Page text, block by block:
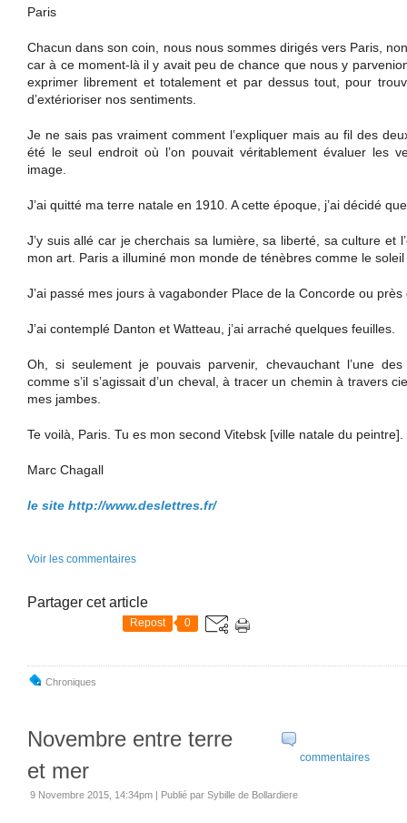
Paris
Chacun dans son coin, nous nous sommes dirigés vers Paris,
car à ce moment-là il y avait peu de chance que nous y
exprimer librement et totalement et par dessus tout, pour
d’extérioriser nos sentiments.
Je ne sais pas vraiment comment l’expliquer mais au fil des
été le seul endroit où l’on pouvait véritablement évaluer les
image.
J’ai quitté ma terre natale en 1910. A cette époque, j’ai décidé
J’y suis allé car je cherchais sa lumière, sa liberté, sa culture et
mon art. Paris a illuminé mon monde de ténèbres comme le soleil
J’ai passé mes jours à vagabonder Place de la Concorde ou
J’ai contemplé Danton et Watteau, j’ai arraché quelques feuilles.
Oh, si seulement je pouvais parvenir, chevauchant l’une
comme s’il s’agissait d’un cheval, à tracer un chemin à travers
mes jambes.
Te voilà, Paris. Tu es mon second Vitebsk [ville natale du peintre].
Marc Chagall
le site http://www.deslettres.fr/
Voir les commentaires
Partager cet article
Repost 0
Chroniques
commentaires
Novembre entre terre
et mer
9 Novembre 2015, 14:34pm | Publié par Sybille de Bollardiere